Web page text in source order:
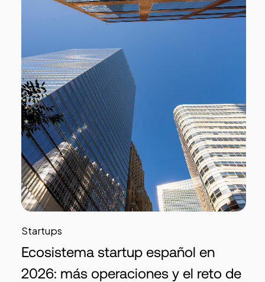
Startups
Ecosistema startup español en
2026: más operaciones y el reto de